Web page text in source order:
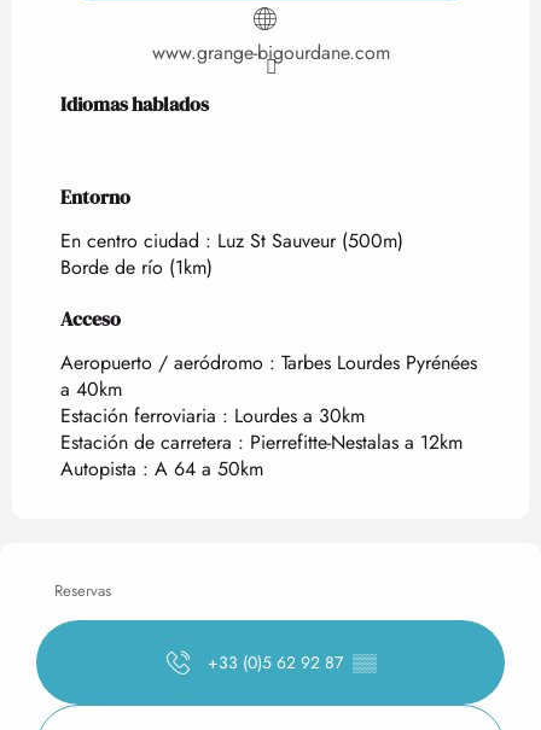
www.grange-bigourdane.com
Idiomas hablados
Idiomas hablados
Entorno
Entorno
En centro ciudad : Luz St Sauveur (500m)
Borde de río (1km)
Acceso
Acceso
Aeropuerto / aeródromo : Tarbes Lourdes Pyrénées
a 40km
Estación ferroviaria : Lourdes a 30km
Estación de carretera : Pierrefitte-Nestalas a 12km
Autopista : A 64 a 50km
Reservas
+33 (0)5 62 92 87 ▒▒